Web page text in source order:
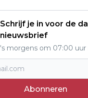
Schrijf je in voor de
nieuwsbrief
's morgens om 07:00 uur
Abonneren